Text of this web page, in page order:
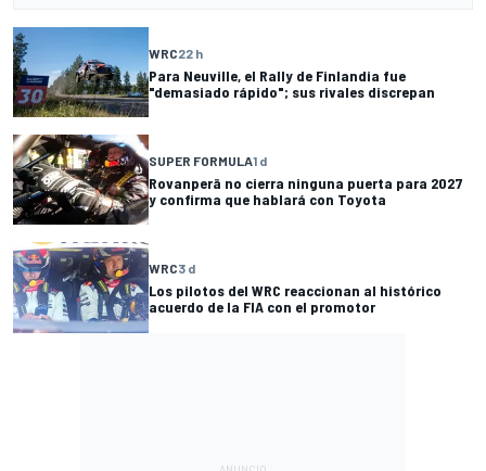
WRC22 h
Para Neuville, el Rally de Finlandia fue
"demasiado rápido"; sus rivales discrepan
SUPER FORMULA1 d
Rovanperä no cierra ninguna puerta para 2027
y confirma que hablará con Toyota
WRC3 d
Los pilotos del WRC reaccionan al histórico
acuerdo de la FIA con el promotor